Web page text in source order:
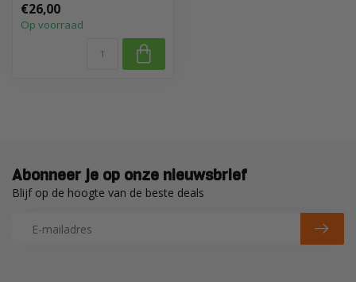
€26,00
Op voorraad
Abonneer je op onze nieuwsbrief
Blijf op de hoogte van de beste deals